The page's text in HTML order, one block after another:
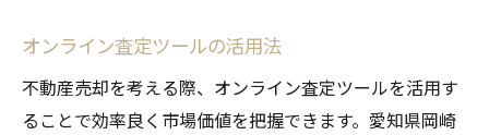
オンライン査定ツールの活用法
不動産売却を考える際、オンライン査定ツールを活用す
ることで効率良く市場価値を把握できます。愛知県岡崎